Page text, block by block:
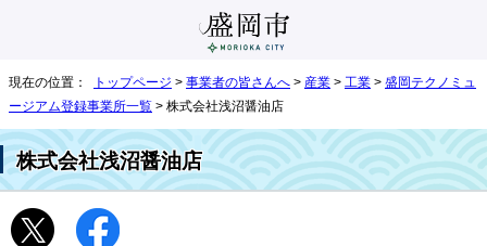
現在の位置： トップページ > 事業者の皆さんへ > 産業 > 工業 > 盛岡テクノミュ
ージアム登録事業所一覧 > 株式会社浅沼醤油店
株式会社浅沼醤油店